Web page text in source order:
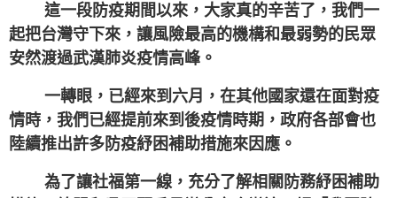
這一段防疫期間以來，大家真的辛苦了，我們一
起把台灣守下來，讓風險最高的機構和最弱勢的民眾
安然渡過武漢肺炎疫情高峰。
一轉眼，已經來到六月，在其他國家還在面對疫
情時，我們已經提前來到後疫情時期，政府各部會也
陸續推出許多防疫紓困補助措施來因應。
為了讓社福第一線，充分了解相關防務紓困補助